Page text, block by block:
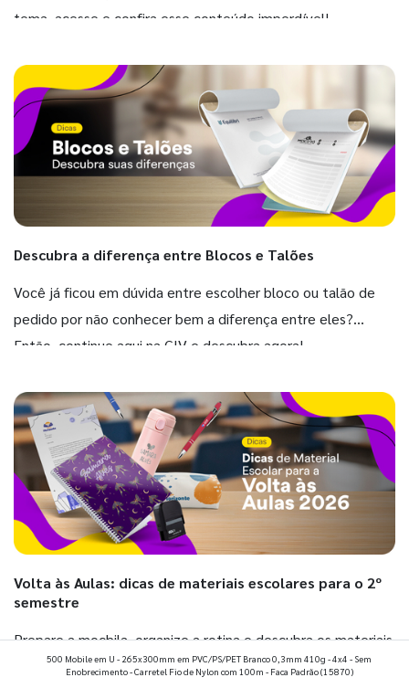
tema, acesse e confira esse conteúdo imperdível!
Descubra a diferença entre Blocos e Talões
Você já ficou em dúvida entre escolher bloco ou talão de
pedido por não conhecer bem a diferença entre eles?
Então, continue aqui na GIV e descubra agora!
Volta às Aulas: dicas de materiais escolares para o 2º
semestre
Prepare a mochila, organize a rotina e descubra os materiais
que fazem toda diferença para começar o segundo
500 Mobile em U - 265x300mm em PVC/PS/PET Branco 0,3mm 410g - 4x4 - Sem
Enobrecimento - Carretel Fio de Nylon com 100m - Faca Padrão(15870)